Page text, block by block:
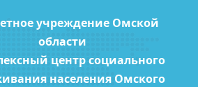
учреждение Омской
области
центр социального
населения Омского